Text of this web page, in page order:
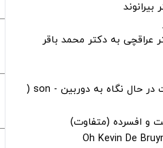
بیرانوند
عراقچی به دکتر محمد باقر
دانلود قالب مرد سیاه پوست در حال نگاه به دوربین - son (
و افسرده (متفاوت)